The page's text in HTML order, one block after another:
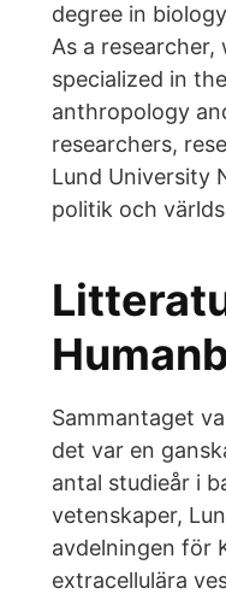
degree in
As a
specialized in
anthropology
researchers,
Lund University
politik och
Sammantaget
det var en
antal studieår i
vetenskaper,
avdelningen för
extracellulära